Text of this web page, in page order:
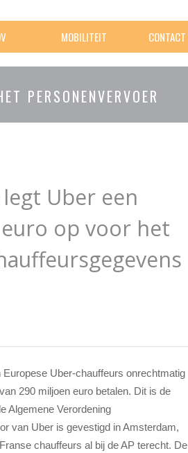
MOBILITEIT CONTACT
PERSONENVERVOER
Uber een
op voor het
Uber-chauffeurs onrechtmatig
290 miljoen euro betalen. Dit is de
Algemene Verordening
van Uber is gevestigd in Amsterdam,
chauffeurs al bij de AP terecht. De